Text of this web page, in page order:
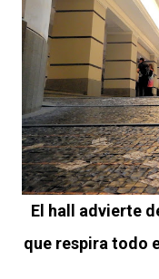
El hall advierte
que respira todo